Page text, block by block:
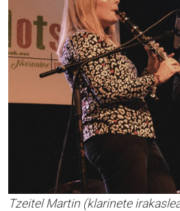
Tzeitel Martin (klarinete